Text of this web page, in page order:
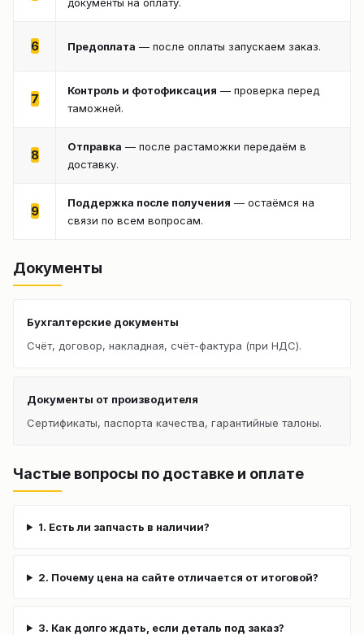
6 Предоплата — после оплаты запускаем заказ.
7
Контроль и фотофиксация — проверка перед
таможней.
8
Отправка — после растаможки передаём в
доставку.
9
Поддержка после получения — остаёмся на
связи по всем вопросам.
Документы
Бухгалтерские документы
Счёт, договор, накладная, счёт-фактура (при НДС).
Документы от производителя
Сертификаты, паспорта качества, гарантийные талоны.
Частые вопросы по доставке и оплате
1. Есть ли запчасть в наличии?
2. Почему цена на сайте отличается от итоговой?
3. Как долго ждать, если деталь под заказ?